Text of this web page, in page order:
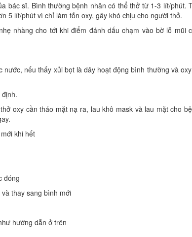
bác sĩ. Bình thường bệnh nhân có thể thở từ 1-3 lít/phút.
5 lít/phút vì chỉ làm tốn oxy, gây khó chịu cho người thở.
nhàng cho tới khi điểm đánh dấu chạm vào bờ lỗ mũi
nếu thấy xủi bọt là dây hoạt động bình thường và
oxy cần tháo mặt nạ ra, lau khô mask và lau mặt cho
khi hết
đóng
thay sang bình mới
hướng dẫn ở trên